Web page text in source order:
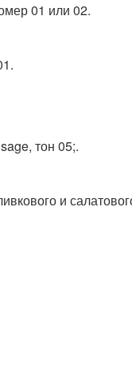
01 или 02.
тон 05;.
и